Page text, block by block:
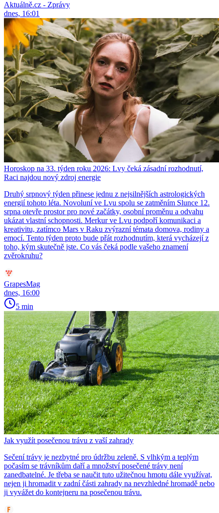
Aktuálně.cz - Zprávy
dnes, 16:01
Horoskop na 33. týden roku 2026: Lvy čeká zásadní rozhodnutí,
Raci najdou nový zdroj energie
Druhý srpnový týden přinese jednu z nejsilnějších astrologických
energií tohoto léta. Novoluní ve Lvu spolu se zatměním Slunce 12.
srpna otevře prostor pro nové začátky, osobní proměnu a odvahu
ukázat vlastní schopnosti. Merkur ve Lvu podpoří komunikaci a
kreativitu, zatímco Mars v Raku zvýrazní témata domova, rodiny a
emocí. Tento týden proto bude přát rozhodnutím, která vycházejí z
toho, kým skutečně jste. Co vás čeká podle vašeho znamení
zvěrokruhu?
GrapesMag
dnes, 16:00
5 min
Jak využít posečenou trávu z vaší zahrady
Sečení trávy je nezbytné pro údržbu zeleně. S vlhkým a teplým
počasím se trávníkům daří a množství posečené trávy není
zanedbatelné. Je třeba se naučit tuto užitečnou hmotu dále využívat,
nejen ji hromadit v zadní části zahrady na nevzhledné hromadě nebo
ji vyvážet do kontejneru na posečenou trávu.